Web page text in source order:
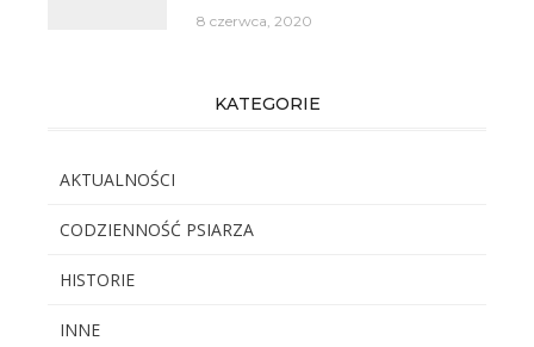
8 czerwca, 2020
KATEGORIE
AKTUALNOŚCI
CODZIENNOŚĆ PSIARZA
HISTORIE
INNE